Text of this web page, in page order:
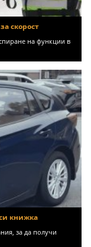
скорост
на функции в
книжка
за да получи